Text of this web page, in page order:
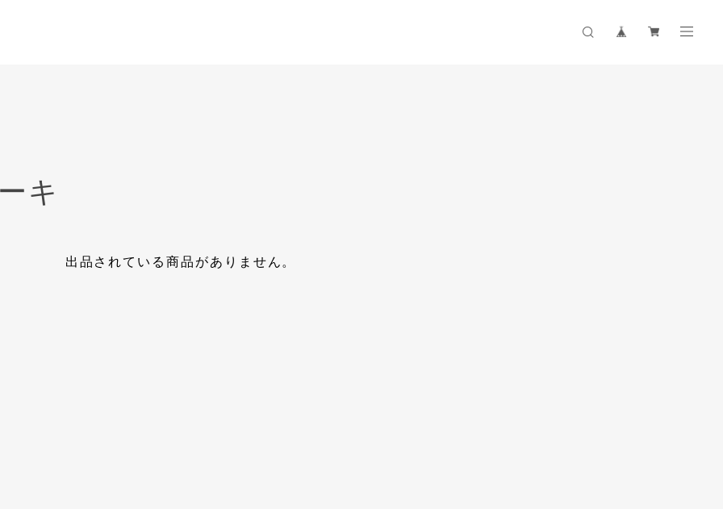
キ
出品されている商品がありません。